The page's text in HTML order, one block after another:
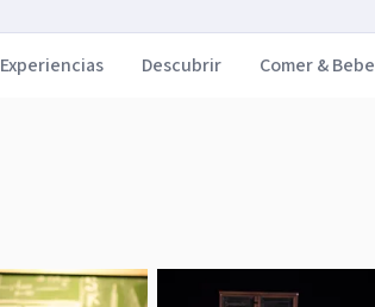
Experiencias Descubrir Comer &